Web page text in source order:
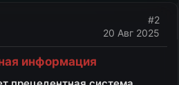
20 Авг 2025
#2
информация